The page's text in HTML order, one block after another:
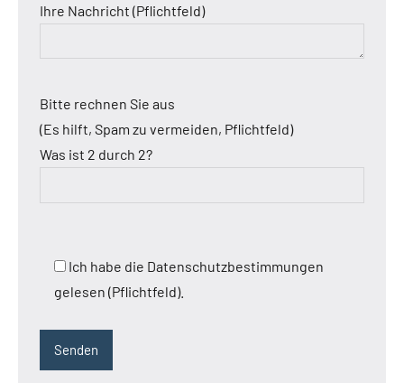
Ihre Nachricht (Pflichtfeld)
Bitte rechnen Sie aus
(Es hilft, Spam zu vermeiden, Pflichtfeld)
Was ist 2 durch 2?
Ich habe die Datenschutzbestimmungen
gelesen (Pflichtfeld).